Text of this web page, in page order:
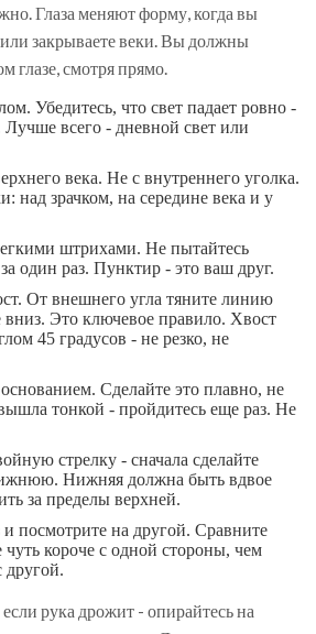
Глаза меняют форму, когда вы
закрываете веки. Вы должны
глазе, смотря прямо.
Убедитесь, что свет падает ровно -
Лучше всего - дневной свет или
века. Не с внутреннего уголка.
над зрачком, на середине века и у
штрихами. Не пытайтесь
один раз. Пунктир - это ваш друг.
От внешнего угла тяните линию
Это ключевое правило. Хвост
45 градусов - не резко, не
Сделайте это плавно, не
тонкой - пройдитесь еще раз. Не
стрелку - сначала сделайте
Нижняя должна быть вдвое
за пределы верхней.
и посмотрите на другой. Сравните
короче с одной стороны, чем
другой.
рука дрожит - опирайтесь на